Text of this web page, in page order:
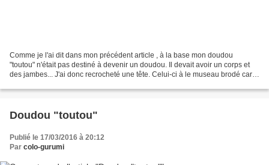
Comme je l'ai dit dans mon précédent article , à la base mon doudou
"toutou" n'était pas destiné à devenir un doudou. Il devait avoir un corps et
des jambes... J'ai donc recrocheté une tête. Celui-ci à le museau brodé car
Doudou "toutou"
Publié le 17/03/2016 à 20:12
Par colo-gurumi